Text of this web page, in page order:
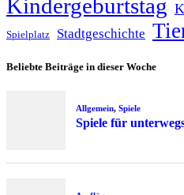
Kindergeburtstag
Spielplatz Stadtgeschichte
Beliebte Beiträge in dieser Woche
Allgemein, Spiele
Spiele für